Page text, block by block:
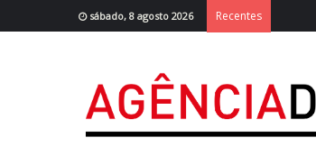
sábado, 8 agosto 2026 Recentes